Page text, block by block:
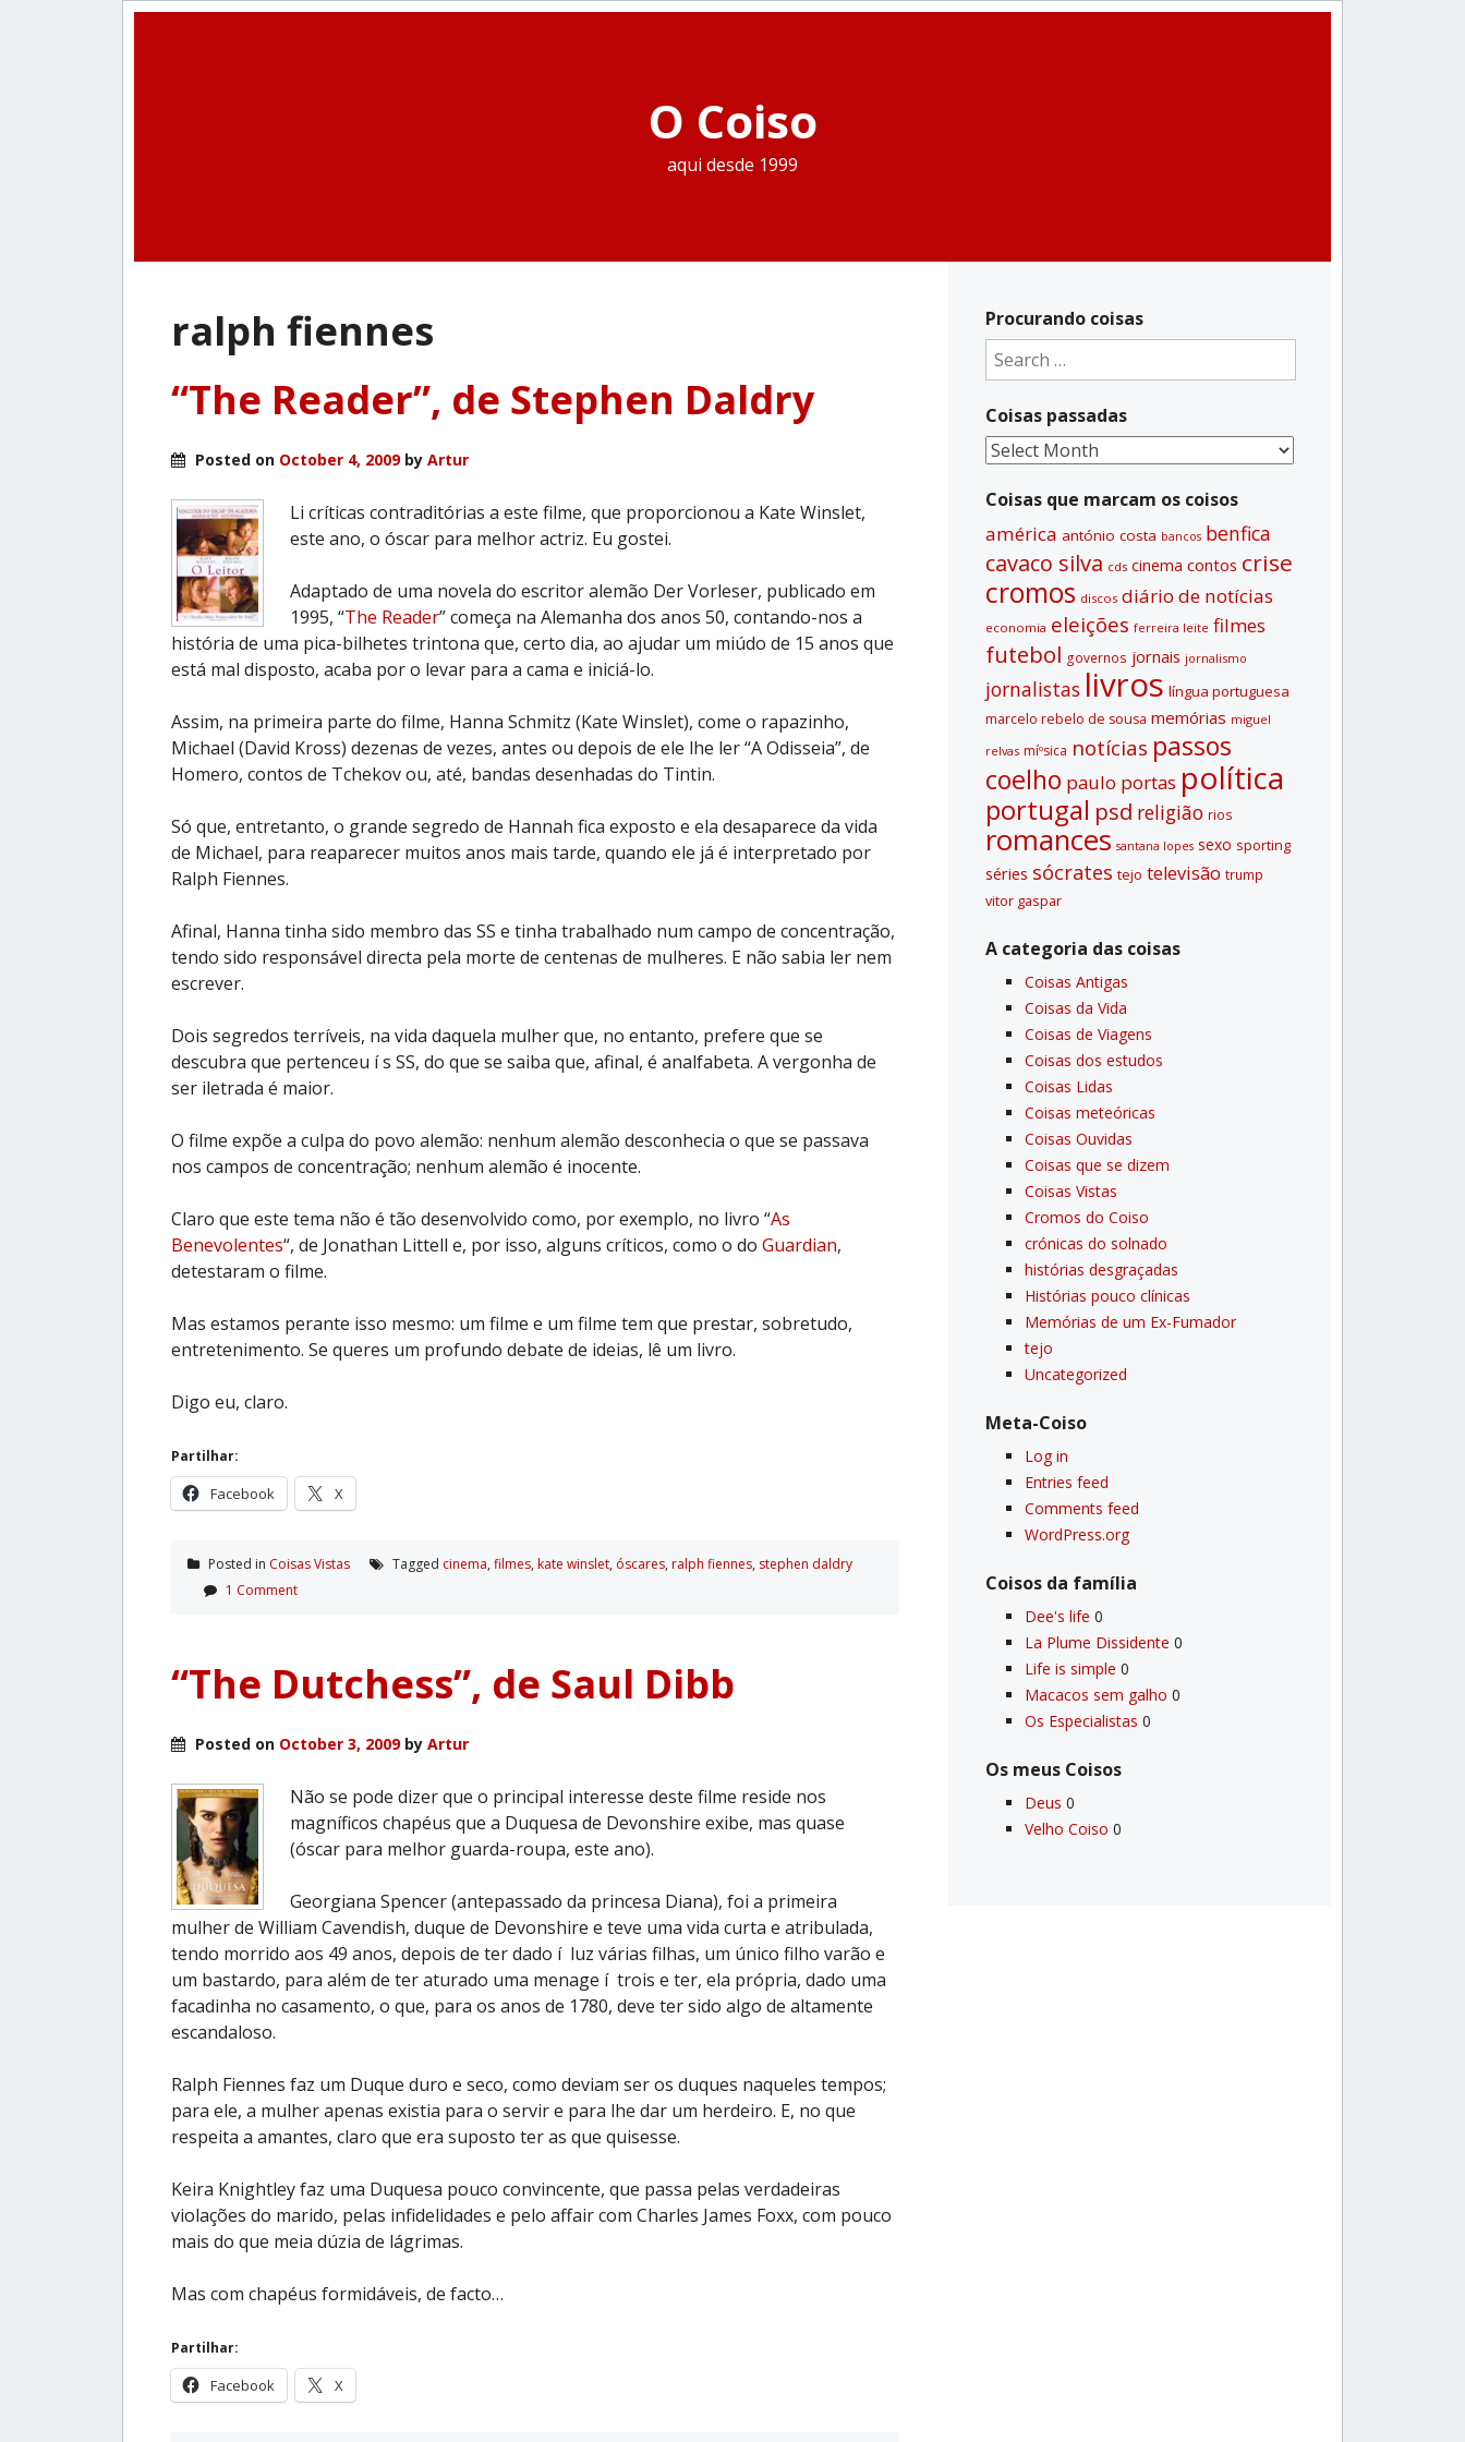
O Coiso
aqui desde 1999
ralph fiennes
“The Reader”, de Stephen Daldry
Posted on October 4, 2009by Artur
Li críticas contraditórias a este filme, que proporcionou a Kate Winslet,
este ano, o óscar para melhor actriz. Eu gostei.
Adaptado de uma novela do escritor alemão Der Vorleser, publicado em
1995, “The Reader” começa na Alemanha dos anos 50, contando-nos a
história de uma pica-bilhetes trintona que, certo dia, ao ajudar um miúdo de 15 anos que
está mal disposto, acaba por o levar para a cama e iniciá-lo.
Assim, na primeira parte do filme, Hanna Schmitz (Kate Winslet), come o rapazinho,
Michael (David Kross) dezenas de vezes, antes ou depois de ele lhe ler “A Odisseia”, de
Homero, contos de Tchekov ou, até, bandas desenhadas do Tintin.
Só que, entretanto, o grande segredo de Hannah fica exposto e ela desaparece da vida
de Michael, para reaparecer muitos anos mais tarde, quando ele já é interpretado por
Ralph Fiennes.
Afinal, Hanna tinha sido membro das SS e tinha trabalhado num campo de concentração,
tendo sido responsável directa pela morte de centenas de mulheres. E não sabia ler nem
escrever.
Dois segredos terríveis, na vida daquela mulher que, no entanto, prefere que se
descubra que pertenceu í s SS, do que se saiba que, afinal, é analfabeta. A vergonha de
ser iletrada é maior.
O filme expõe a culpa do povo alemão: nenhum alemão desconhecia o que se passava
nos campos de concentração; nenhum alemão é inocente.
Claro que este tema não é tão desenvolvido como, por exemplo, no livro “As
Benevolentes“, de Jonathan Littell e, por isso, alguns críticos, como o do Guardian,
detestaram o filme.
Mas estamos perante isso mesmo: um filme e um filme tem que prestar, sobretudo,
entretenimento. Se queres um profundo debate de ideias, lê um livro.
Digo eu, claro.
Partilhar:
Facebook X
Posted in Coisas Vistas Tagged cinema, filmes, kate winslet, óscares, ralph fiennes, stephen daldry
1 Comment
“The Dutchess”, de Saul Dibb
Posted on October 3, 2009by Artur
Não se pode dizer que o principal interesse deste filme reside nos
magníficos chapéus que a Duquesa de Devonshire exibe, mas quase
(óscar para melhor guarda-roupa, este ano).
Georgiana Spencer (antepassado da princesa Diana), foi a primeira
mulher de William Cavendish, duque de Devonshire e teve uma vida curta e atribulada,
tendo morrido aos 49 anos, depois de ter dado í luz várias filhas, um único filho varão e
um bastardo, para além de ter aturado uma menage í trois e ter, ela própria, dado uma
facadinha no casamento, o que, para os anos de 1780, deve ter sido algo de altamente
escandaloso.
Ralph Fiennes faz um Duque duro e seco, como deviam ser os duques naqueles tempos;
para ele, a mulher apenas existia para o servir e para lhe dar um herdeiro. E, no que
respeita a amantes, claro que era suposto ter as que quisesse.
Keira Knightley faz uma Duquesa pouco convincente, que passa pelas verdadeiras
violações do marido, pelas infidelidades e pelo affair com Charles James Foxx, com pouco
mais do que meia dúzia de lágrimas.
Mas com chapéus formidáveis, de facto…
Partilhar:
Facebook X
Procurando coisas
Search
for:
Coisas passadas
Coisas
Coisas que marcam os coisos
américa antónio costa bancos benfica
cavaco silva cds cinema contos crise
cromos discos diário de notí­cias
economia eleições ferreira leite filmes
futebol governos jornais jornalismo
jornalistas livros lí­ngua portuguesa
marcelo rebelo de sousa memórias miguel
relvas míºsica notí­cias passos
coelho paulo portas polí­tica
portugal psd religião rios
romances santana lopes sexo sporting
séries sócrates tejo televisão trump
vitor gaspar
A categoria das coisas
Coisas Antigas
Coisas da Vida
Coisas de Viagens
Coisas dos estudos
Coisas Lidas
Coisas meteóricas
Coisas Ouvidas
Coisas que se dizem
Coisas Vistas
Cromos do Coiso
crónicas do solnado
histórias desgraçadas
Histórias pouco clí­nicas
Memórias de um Ex-Fumador
tejo
Uncategorized
Meta-Coiso
Log in
Entries feed
Comments feed
WordPress.org
Coisos da famí­lia
Dee's life 0
La Plume Dissidente 0
Life is simple 0
Macacos sem galho 0
Os Especialistas 0
Os meus Coisos
Deus 0
Velho Coiso 0